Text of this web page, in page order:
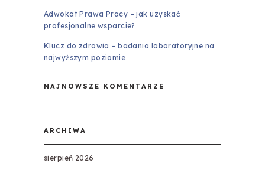
Adwokat Prawa Pracy – jak uzyskać
profesjonalne wsparcie?
Klucz do zdrowia – badania laboratoryjne na
najwyższym poziomie
NAJNOWSZE KOMENTARZE
ARCHIWA
sierpień 2026